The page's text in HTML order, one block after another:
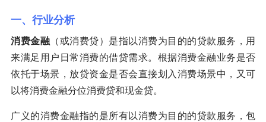
一、行业分析
消费金融 （或消费贷）是指以消费为目的的贷款服务，用
来满足用户日常消费的借贷需求。根据消费金融业务是否
依托于场景，放贷资金是否会直接划入消费场景中，又可
以将消费金融分位消费贷和现金贷。
广义的消费金融指的是所有以消费为目的的贷款服务，包